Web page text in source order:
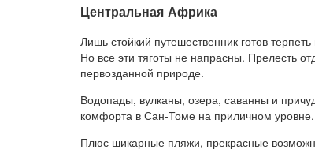
Центральная Африка
Лишь стойкий путешественник готов
Но все эти тяготы не напрасны. Прелесть
первозданной природе.
Водопады, вулканы, озера, саванны и
комфорта в Сан-Томе на приличном уровне.
Плюс шикарные пляжи, прекрасные